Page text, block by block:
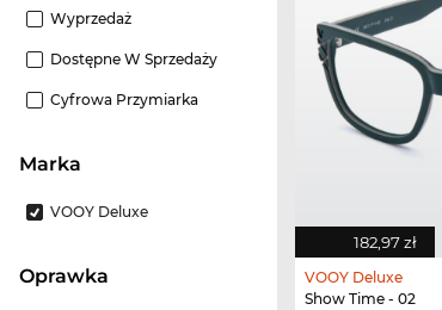
Wyprzedaż
Dostępne W Sprzedaży
Cyfrowa Przymiarka
Marka
VOOY Deluxe
oprawka
182,97 zł
VOOY Deluxe
Show Time - 02